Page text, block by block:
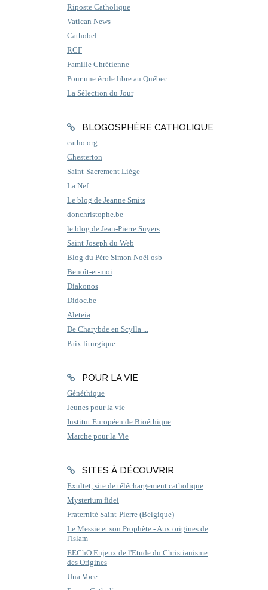
Riposte Catholique
Vatican News
Cathobel
RCF
Famille Chrétienne
Pour une école libre au Québec
La Sélection du Jour
BLOGOSPHÈRE CATHOLIQUE
catho.org
Chesterton
Saint-Sacrement Liège
La Nef
Le blog de Jeanne Smits
donchristophe.be
le blog de Jean-Pierre Snyers
Saint Joseph du Web
Blog du Père Simon Noël osb
Benoît-et-moi
Diakonos
Didoc.be
Aleteia
De Charybde en Scylla ...
Paix liturgique
POUR LA VIE
Généthique
Jeunes pour la vie
Institut Européen de Bioéthique
Marche pour la Vie
SITES À DÉCOUVRIR
Exultet, site de téléchargement catholique
Mysterium fidei
Fraternité Saint-Pierre (Belgique)
Le Messie et son Prophète - Aux origines de
l'Islam
EEChO Enjeux de l'Etude du Christianisme
des Origines
Una Voce